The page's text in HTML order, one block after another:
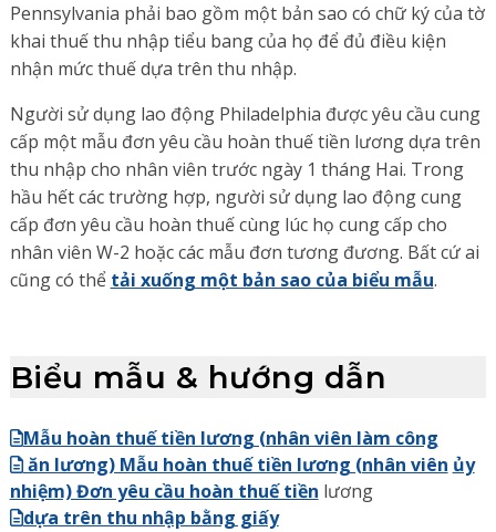
Pennsylvania phải bao gồm một bản sao có chữ ký của tờ
khai thuế thu nhập tiểu bang của họ để đủ điều kiện
nhận mức thuế dựa trên thu nhập.
Người sử dụng lao động Philadelphia được yêu cầu cung
cấp một mẫu đơn yêu cầu hoàn thuế tiền lương dựa trên
thu nhập cho nhân viên trước ngày 1 tháng Hai. Trong
hầu hết các trường hợp, người sử dụng lao động cung
cấp đơn yêu cầu hoàn thuế cùng lúc họ cung cấp cho
nhân viên W-2 hoặc các mẫu đơn tương đương. Bất cứ ai
cũng có thể tải xuống một bản sao của biểu mẫu.
Biểu mẫu & hướng dẫn
Mẫu hoàn thuế tiền lương (nhân viên làm công
ăn lương) Mẫu hoàn thuế tiền lương (nhân viên ủy
nhiệm) Đơn yêu cầu hoàn thuế tiền lương
dựa trên thu nhập bằng giấy